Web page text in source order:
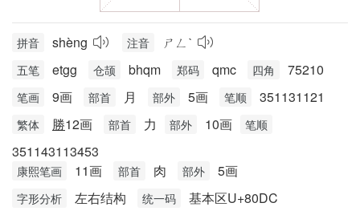
拼音 shèng 注音 ㄕㄥˋ
五笔 etgg 仓颉 bhqm 郑码 qmc 四角 75210
笔画 9画 部首 月 部外 5画 笔顺 351131121
繁体 勝12画 部首 力 部外 10画 笔顺
351143113453
康熙笔画 11画 部首 肉 部外 5画
字形分析 左右结构 统一码 基本区U+80DC